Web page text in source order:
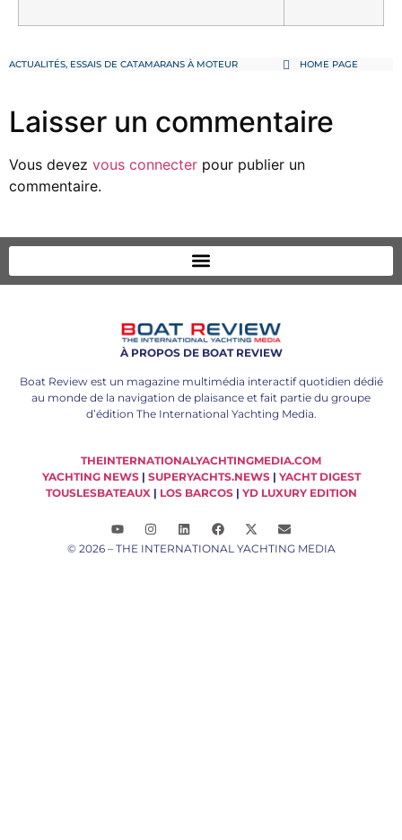
ACTUALITÉS, ESSAIS DE CATAMARANS À MOTEUR HOME PAGE
Laisser un commentaire
Vous devez vous connecter pour publier un
commentaire.
À PROPOS DE BOAT REVIEW
Boat Review est un magazine multimédia interactif quotidien dédié
au monde de la navigation de plaisance et fait partie du groupe
d’édition The International Yachting Media.
THEINTERNATIONALYACHTINGMEDIA.COM
YACHTING NEWS| SUPERYACHTS.NEWS| YACHT DIGEST
TOUSLESBATEAUX| LOS BARCOS| YD LUXURY EDITION
© 2026 – THE INTERNATIONAL YACHTING MEDIA